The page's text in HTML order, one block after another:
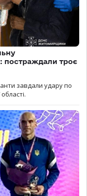
постраждали троє
завдали удару по